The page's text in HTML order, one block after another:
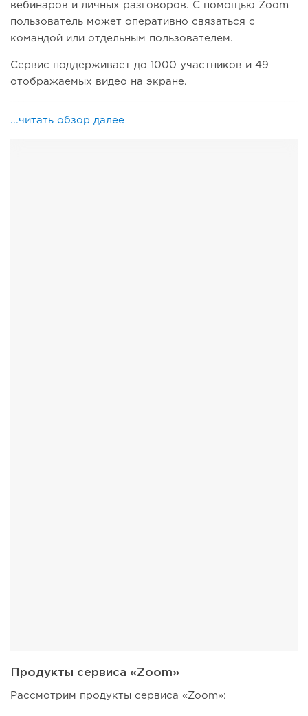
вебинаров и личных разговоров. С помощью Zoom
пользователь может оперативно связаться с
командой или отдельным пользователем.
Сервис поддерживает до 1000 участников и 49
отображаемых видео на экране.
...читать обзор далее
Продукты сервиса «Zoom»
Рассмотрим продукты сервиса «Zoom»: